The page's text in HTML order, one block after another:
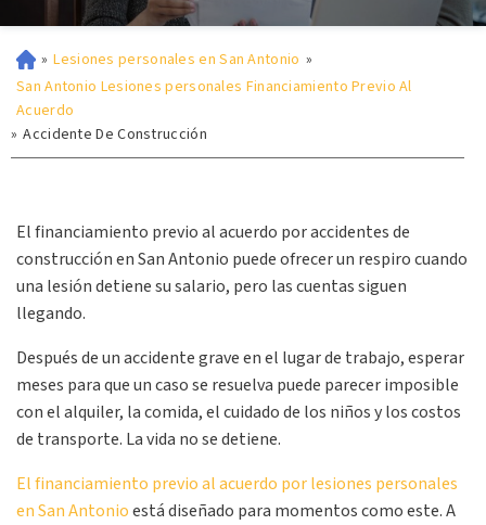
» Lesiones personales en San Antonio »
San Antonio Lesiones personales Financiamiento Previo Al
Acuerdo
» Accidente De Construcción
El financiamiento previo al acuerdo por accidentes de
construcción en San Antonio puede ofrecer un respiro cuando
una lesión detiene su salario, pero las cuentas siguen
llegando.
Después de un accidente grave en el lugar de trabajo, esperar
meses para que un caso se resuelva puede parecer imposible
con el alquiler, la comida, el cuidado de los niños y los costos
de transporte. La vida no se detiene.
El financiamiento previo al acuerdo por lesiones personales
en San Antonioestá diseñado para momentos como este. A